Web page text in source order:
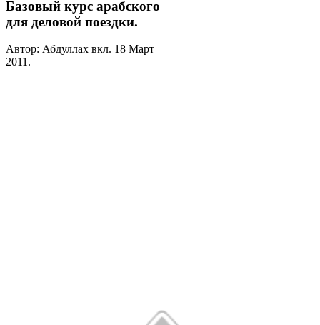
Базовый курс арабского
для деловой поездки.
Автор: Абдуллах вкл. 18 Март
2011.